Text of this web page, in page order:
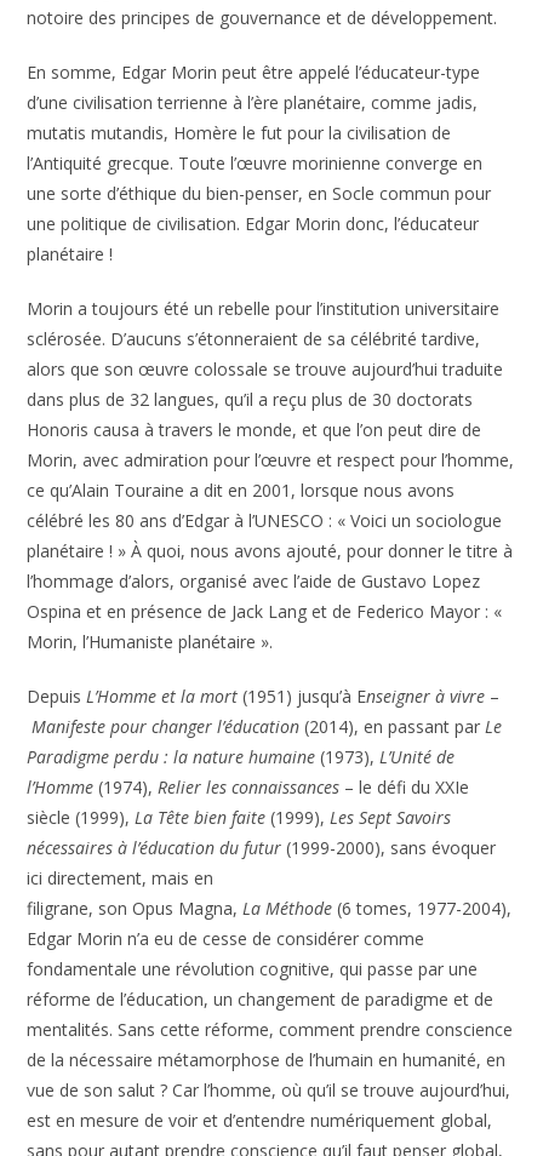
notoire des principes de gouvernance et de développement.
En somme, Edgar Morin peut être appelé l’éducateur-type
d’une civilisation terrienne à l’ère planétaire, comme jadis,
mutatis mutandis, Homère le fut pour la civilisation de
l’Antiquité grecque. Toute l’œuvre morinienne converge en
une sorte d’éthique du bien-penser, en Socle commun pour
une politique de civilisation. Edgar Morin donc, l’éducateur
planétaire !
Morin a toujours été un rebelle pour l’institution universitaire
sclérosée. D’aucuns s’étonneraient de sa célébrité tardive,
alors que son œuvre colossale se trouve aujourd’hui traduite
dans plus de 32 langues, qu’il a reçu plus de 30 doctorats
Honoris causa à travers le monde, et que l’on peut dire de
Morin, avec admiration pour l’œuvre et respect pour l’homme,
ce qu’Alain Touraine a dit en 2001, lorsque nous avons
célébré les 80 ans d’Edgar à l’UNESCO : « Voici un sociologue
planétaire ! » À quoi, nous avons ajouté, pour donner le titre à
l’hommage d’alors, organisé avec l’aide de Gustavo Lopez
Ospina et en présence de Jack Lang et de Federico Mayor : «
Morin, l’Humaniste planétaire ».
Depuis L’Homme et la mort (1951) jusqu’à Enseigner à vivre –
Manifeste pour changer l’éducation (2014), en passant par Le
Paradigme perdu : la nature humaine (1973), L’Unité de
l’Homme (1974), Relier les connaissances – le défi du XXIe
siècle (1999), La Tête bien faite (1999), Les Sept Savoirs
nécessaires à l’éducation du futur (1999-2000), sans évoquer
ici directement, mais en
filigrane, son Opus Magna, La Méthode (6 tomes, 1977-2004),
Edgar Morin n’a eu de cesse de considérer comme
fondamentale une révolution cognitive, qui passe par une
réforme de l’éducation, un changement de paradigme et de
mentalités. Sans cette réforme, comment prendre conscience
de la nécessaire métamorphose de l’humain en humanité, en
vue de son salut ? Car l’homme, où qu’il se trouve aujourd’hui,
est en mesure de voir et d’entendre numériquement global,
sans pour autant prendre conscience qu’il faut penser global,